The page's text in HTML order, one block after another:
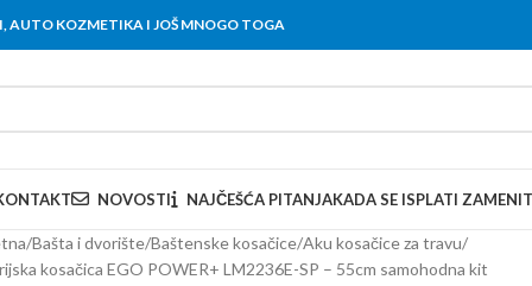
AUTO KOZMETIKA I JOŠ MNOGO TOGA
NOVOSTI NAJČEŠĆA PITANJAKADA SE ISPLATI
Bašta i dvorište Baštenske kosačice Aku kosačice za travu
kosačica EGO POWER+ LM2236E-SP – 55cm samohodna kit